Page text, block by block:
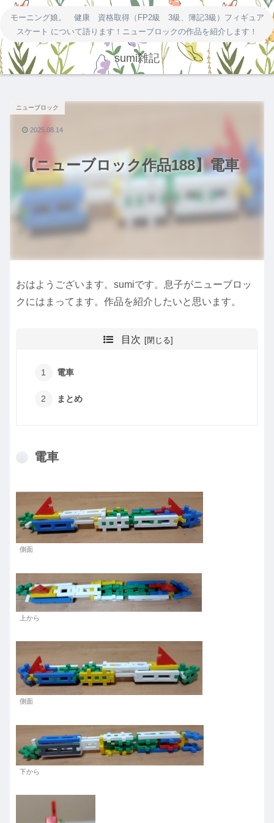
モーニング娘。 健康 資格取得（FP2級 3級、簿記3級）フィギュア
スケート について語ります！ニューブロックの作品を紹介します！
sumi雑記
【ニューブロック作品188】電車
ニューブロック
2025.08.14
おはようございます。sumiです。息子がニューブロッ
クにはまってます。作品を紹介したいと思います。
目次
電車
まとめ
電車
側面
上から
側面
下から